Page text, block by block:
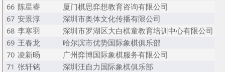
66 陈星睿
厦门棋思弈想教育咨询有限公司
67 安景淳
深圳市奥体文化传播有限公司
68 李寒羽
深圳市罗湖区大白棋童教育培训中心有限公司
69 王春龙
哈尔滨市优势国际象棋俱乐部
70 凌新旸
广州弈博国际象棋服务有限公司
71 张轩铭
深圳汪自力国际象棋俱乐部